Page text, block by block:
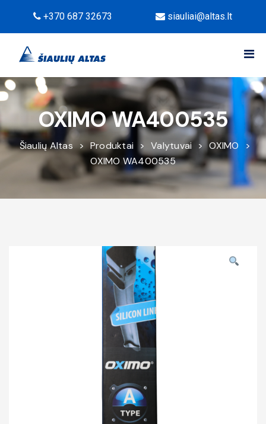
+370 687 32673 siauliai@altas.lt
OXIMO WA400535
Šiaulių Altas > Produktai > Valytuvai > OXIMO >
OXIMO WA400535